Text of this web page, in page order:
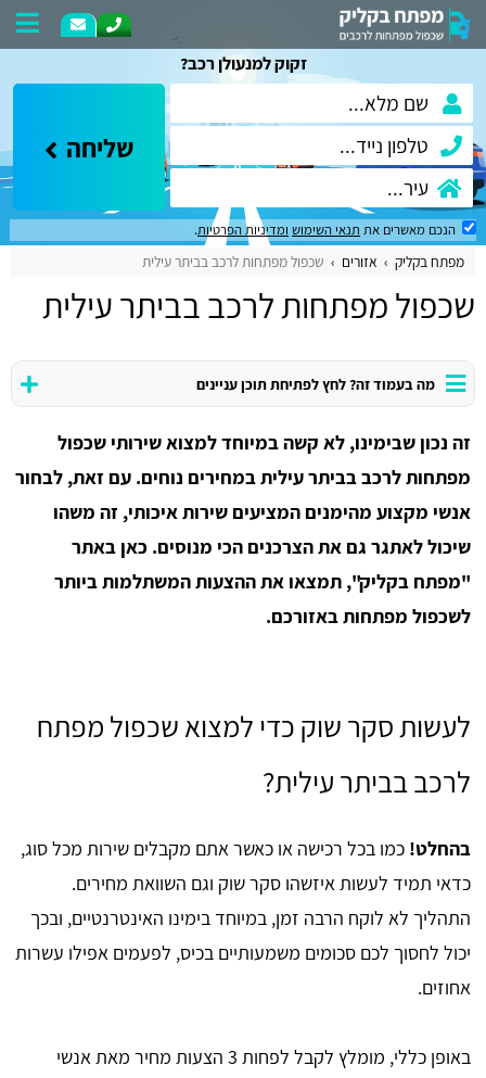
זקוק למנעולן רכב?
שליחה
הנכם מאשרים את תנאי השימוש ומדיניות הפרטיות.
מפתח בקליק אזורים שכפול מפתחות לרכב בביתר עילית
שכפול מפתחות לרכב בביתר עילית
מה בעמוד זה? לחץ לפתיחת תוכן עניינים
זה נכון שבימינו, לא קשה במיוחד למצוא שירותי שכפול
מפתחות לרכב בביתר עילית במחירים נוחים. עם זאת, לבחור
אנשי מקצוע מהימנים המציעים שירות איכותי, זה משהו
שיכול לאתגר גם את הצרכנים הכי מנוסים. כאן באתר
"מפתח בקליק", תמצאו את ההצעות המשתלמות ביותר
לשכפול מפתחות באזורכם.
לעשות סקר שוק כדי למצוא שכפול מפתח
לרכב בביתר עילית?
בהחלט! כמו בכל רכישה או כאשר אתם מקבלים שירות מכל סוג,
כדאי תמיד לעשות איזשהו סקר שוק וגם השוואת מחירים.
התהליך לא לוקח הרבה זמן, במיוחד בימינו האינטרנטיים, ובכך
יכול לחסוך לכם סכומים משמעותיים בכיס, לפעמים אפילו עשרות
אחוזים.
באופן כללי, מומלץ לקבל לפחות 3 הצעות מחיר מאת אנשי